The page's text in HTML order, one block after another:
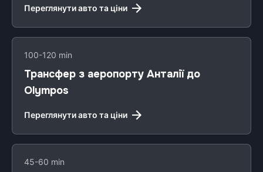
Переглянути авто та ціни
100-120 min
Трансфер з аеропорту Анталії до
Olympos
Переглянути авто та ціни
45-60 min